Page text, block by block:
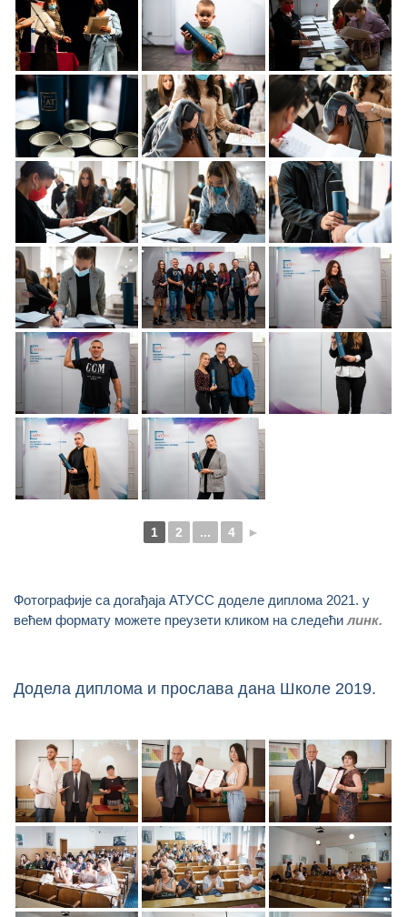
1 2 ... 4 ►
Фотографије са догађаја АТУСС доделе диплома 2021. у
већем формату можете преузети кликом на следећилинк.
Додела диплома и прослава дана Школе 2019.